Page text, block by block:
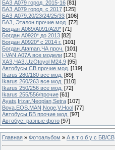
БАЗ А079 город. 2015-16 [81]
БАЗ А079 город. с 2017 [125]
БАЗ А079.20/23/24/25/33 [106]
БАЗ, Эталон прочие мод. [72]
Богдан А069/А091/А20* [71]
Богдан А0920* до 2013 [82]
Богдан А0920* с 2014 г. [101]
Богдан,Ataman,ЧА проч. [101]
I-VAN А07А все модели [121]
ХАЗ,ЧАЗ,UzOtoyol M24.9 [95]
Автобусы СВ прочие мод. [119]
Ikarus 280/180 все мод. [89]
Ikarus 260/263 все мод. [110]
Ikarus 250/256 все мод. [72]
Ikarus 255/556/прочие [61]
Ayats,Irizar,Neoplan,Setra [107]
Bova,EOS,MAN,Noge,V.Hool [77]
Автобусы БВ прочие мод. [97]
Автобус: разные фото [97]
Главная » Фотоальбом » А в т о б у с БВ/СВ